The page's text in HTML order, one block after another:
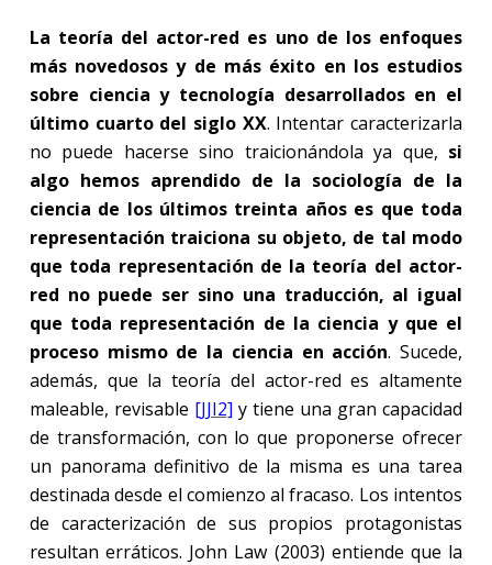
La teoría del actor-red es uno de los enfoques
más novedosos y de más éxito en los estudios
sobre ciencia y tecnología desarrollados en el
último cuarto del siglo XX. Intentar caracterizarla
no puede hacerse sino traicionándola ya que, si
algo hemos aprendido de la sociología de la
ciencia de los últimos treinta años es que toda
representación traiciona su objeto, de tal modo
que toda representación de la teoría del actor-
red no puede ser sino una traducción, al igual
que toda representación de la ciencia y que el
proceso mismo de la ciencia en acción. Sucede,
además, que la teoría del actor-red es altamente
maleable, revisable [JJI2] y tiene una gran capacidad
de transformación, con lo que proponerse ofrecer
un panorama definitivo de la misma es una tarea
destinada desde el comienzo al fracaso. Los intentos
de caracterización de sus propios protagonistas
resultan erráticos. John Law (2003) entiende que la